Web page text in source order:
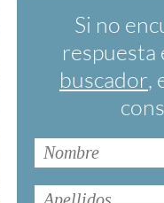
cuyo objetivo es
español en los
Internet.
Si no
buscador,